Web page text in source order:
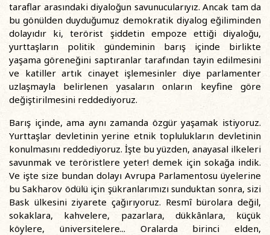
taraflar arasındaki diyaloğun savunucularıyız. Ancak tam da
bu gönülden duyduğumuz demokratik diyalog eğiliminden
dolayıdır ki, terörist şiddetin empoze ettiği diyaloğu,
yurttaşların politik gündeminin barış içinde birlikte
yaşama göreneğini saptıranlar tarafından tayin edilmesini
ve katiller artık cinayet işlemesinler diye parlamenter
uzlaşmayla belirlenen yasaların onların keyfine göre
değiştirilmesini reddediyoruz.
Barış içinde, ama aynı zamanda özgür yaşamak istiyoruz.
Yurttaşlar devletinin yerine etnik toplulukların devletinin
konulmasını reddediyoruz. İşte bu yüzden, anayasal ilkeleri
savunmak ve teröristlere yeter! demek için sokağa indik.
Ve işte size bundan dolayı Avrupa Parlamentosu üyelerine
bu Sakharov ödülü için şükranlarımızı sunduktan sonra, sizi
Bask ülkesini ziyarete çağırıyoruz. Resmî bürolara değil,
sokaklara, kahvelere, pazarlara, dükkânlara, küçük
köylere, üniversitelere... Oralarda birinci elden,